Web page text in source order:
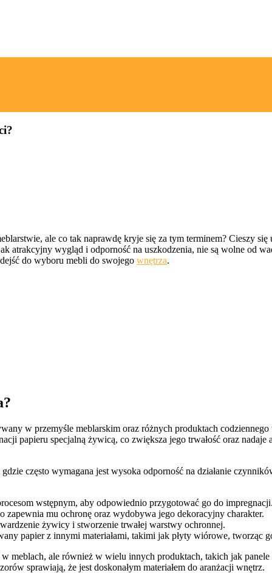
ale co tak naprawdę kryje się za tym terminem? Cieszy
atrakcyjny wygląd i odporność na uszkodzenia, nie są wolne od
do wyboru mebli do swojego wnętrza.
w przemyśle meblarskim oraz różnych produktach
papieru specjalną żywicą, co zwiększa jego trwałość oraz
często wymagana jest wysoka odporność na działanie
wstępnym, aby odpowiednio przygotować go do
mu ochronę oraz wydobywa jego dekoracyjny charakter.
żywicy i stworzenie trwałej warstwy ochronnej.
papier z innymi materiałami, takimi jak płyty wiórowe, tworząc
meblach, ale również w wielu innych produktach, takich jak
sprawiają, że jest doskonałym materiałem do aranżacji wnętrz.